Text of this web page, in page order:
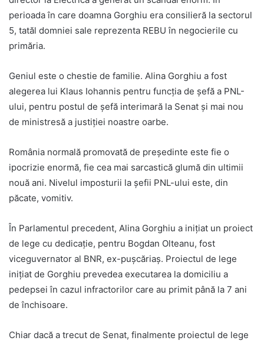
perioada în care doamna Gorghiu era consilieră la sectorul
5, tatăl domniei sale reprezenta REBU în negocierile cu
primăria.
Geniul este o chestie de familie. Alina Gorghiu a fost
alegerea lui Klaus Iohannis pentru funcția de șefă a PNL-
ului, pentru postul de șefă interimară la Senat și mai nou
de ministresă a justiției noastre oarbe.
România normală promovată de președinte este fie o
ipocrizie enormă, fie cea mai sarcastică glumă din ultimii
nouă ani. Nivelul imposturii la șefii PNL-ului este, din
păcate, vomitiv.
În Parlamentul precedent, Alina Gorghiu a inițiat un proiect
de lege cu dedicație, pentru Bogdan Olteanu, fost
viceguvernator al BNR, ex-pușcăriaș. Proiectul de lege
inițiat de Gorghiu prevedea executarea la domiciliu a
pedepsei în cazul infractorilor care au primit până la 7 ani
de închisoare.
Chiar dacă a trecut de Senat, finalmente proiectul de lege